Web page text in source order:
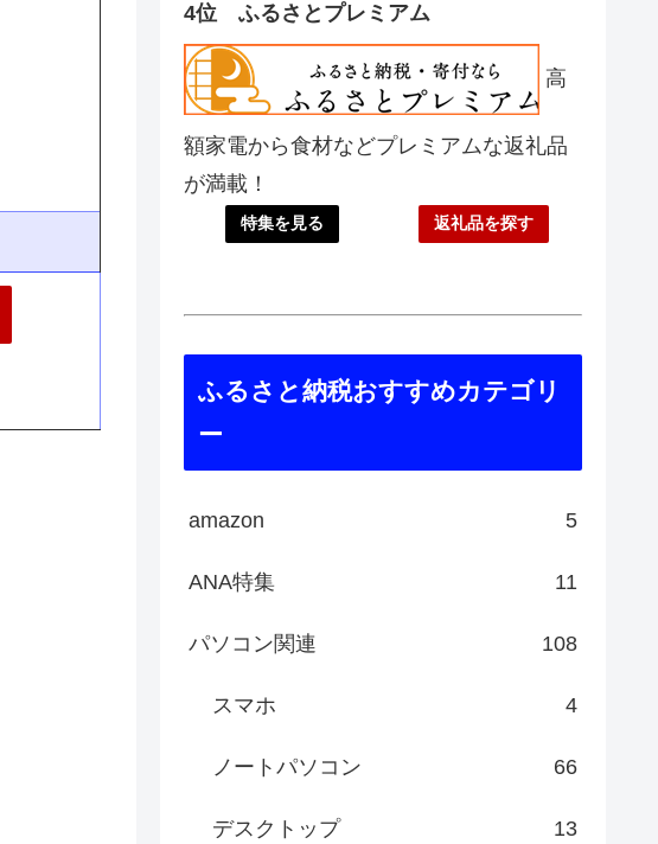
4位 ふるさとプレミアム
高
額家電から食材などプレミアムな返礼品
が満載！
特集を見る 返礼品を探す
ふるさと納税おすすめカテゴリ
ー
amazon 5
ANA特集 11
パソコン関連 108
スマホ 4
ノートパソコン 66
デスクトップ 13